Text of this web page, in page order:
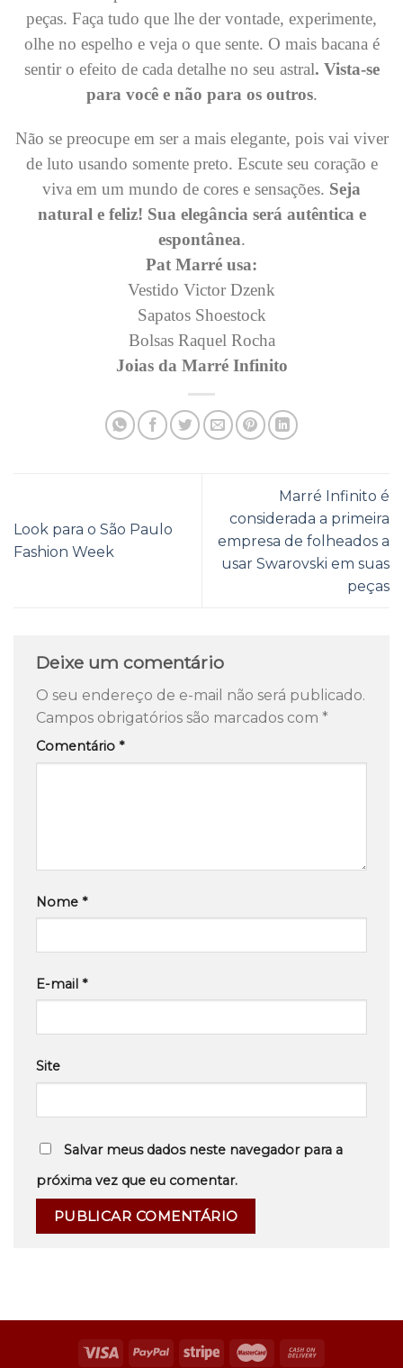
peças. Faça tudo que lhe der vontade, experimente,
olhe no espelho e veja o que sente. O mais bacana é
sentir o efeito de cada detalhe no seu astral. Vista-se
para você e não para os outros.
Não se preocupe em ser a mais elegante, pois vai viver
de luto usando somente preto. Escute seu coração e
viva em um mundo de cores e sensações. Seja
natural e feliz! Sua elegância será autêntica e
espontânea.
Pat Marré usa:
Vestido Victor Dzenk
Sapatos Shoestock
Bolsas Raquel Rocha
Joias da Marré Infinito
Look para o São Paulo
Fashion Week
Marré Infinito é
considerada a primeira
empresa de folheados a
usar Swarovski em suas
peças
Deixe um comentário
O seu endereço de e-mail não será publicado.
Campos obrigatórios são marcados com *
Comentário *
Nome *
E-mail *
Site
Salvar meus dados neste navegador para a
próxima vez que eu comentar.